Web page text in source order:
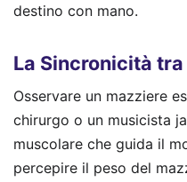
destino con mano.
La Sincronicità
Osservare un mazziere
chirurgo o un musicista
muscolare che guida il
percepire il peso del